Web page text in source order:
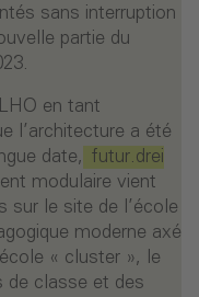
sans interruption
partie du
en tant
l’architecture a été
date, futur.drei
modulaire vient
sur le site de l’école
moderne axé
« cluster », le
de classe et des